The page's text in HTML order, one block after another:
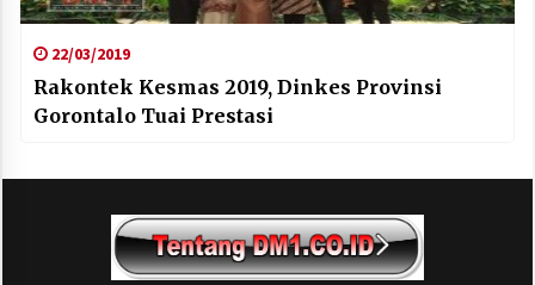
22/03/2019
Rakontek Kesmas 2019, Dinkes Provinsi
Gorontalo Tuai Prestasi